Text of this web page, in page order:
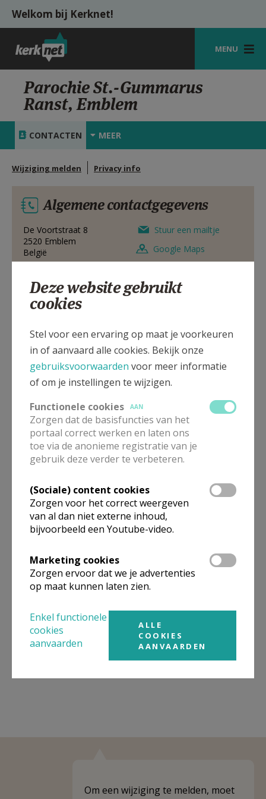
Overslaan en naar de inhoud gaan
Welkom bij Kerknet!
MENU
STARTPAGINA
KERK
VIERINGEN
HULP
MIJN PAROCHIE
AANMELDEN OF REGISTREREN
Parochie St.-Gummarus
Ranst, Emblem
CONTACTEN MEER
Wijziging melden Privacy info
Algemene contactgegevens
De Voortstraat 8
2520 Emblem
België
Stuur een mailtje
Google Maps
De Voortstraat 8, 2520 Emblem
Organisatiestructuur
Niet gevonden wat je zocht? Hier vind je links naar de
gegevens van andere organisaties op het boven-,
Behoort tot
PE Sara en Abraham
Om een wijziging te melden, moet
Deze website gebruikt
cookies
Stel voor een ervaring op maat je voorkeuren
in of aanvaard alle cookies. Bekijk onze
gebruiksvoorwaarden voor meer informatie
of om je instellingen te wijzigen.
Functionele cookies
AAN
Zorgen dat de basisfuncties van het
portaal correct werken en laten ons
toe via de anonieme registratie van je
gebruik deze verder te verbeteren.
(Sociale) content cookies
Zorgen voor het correct weergeven
van al dan niet externe inhoud,
bijvoorbeeld een Youtube-video.
Marketing cookies
Zorgen ervoor dat we je advertenties
op maat kunnen laten zien.
Enkel functionele
cookies
aanvaarden
ALLE
COOKIES
AANVAARDEN